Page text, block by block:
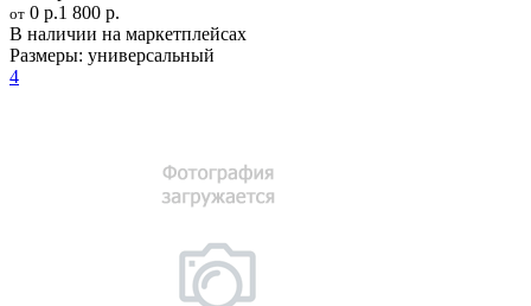
от 0 р.1 800 р.
В наличии на маркетплейсах
Размеры: универсальный
4